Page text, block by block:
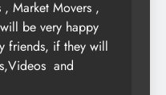
, Market Movers ,
be very happy
friends, if they will
and